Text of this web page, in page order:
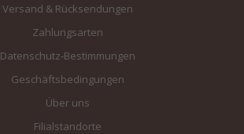
Versand & Rücksendungen
Zahlungsarten
Datenschutz-Bestimmungen
Geschäftsbedingungen
Über uns
Filialstandorte